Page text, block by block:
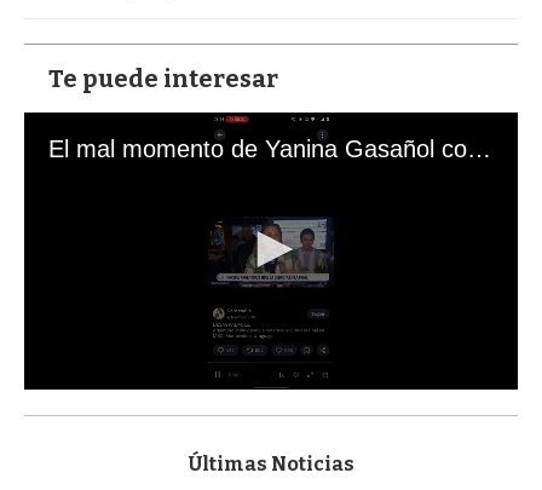
Te puede interesar
El mal momento de Yanina Gasañol con un hincha argentino en "Subrayado"
s
Últimas Noticias